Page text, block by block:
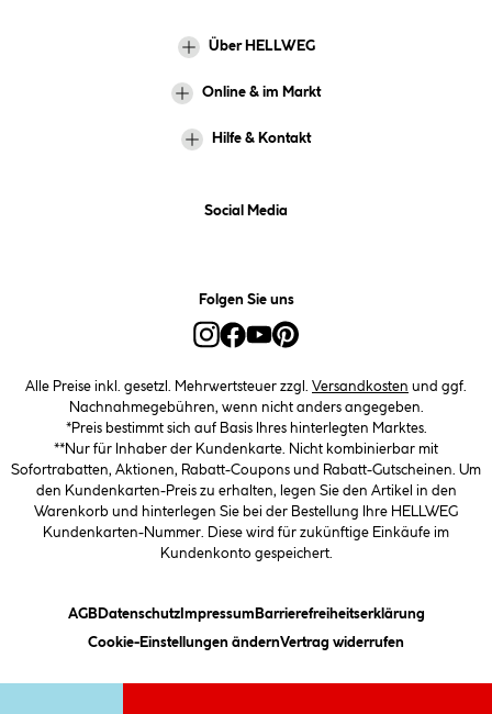
Über HELLWEG
Online & im Markt
Hilfe & Kontakt
Social Media
Folgen Sie uns
Alle Preise inkl. gesetzl. Mehrwertsteuer zzgl. Versandkosten und ggf.
Nachnahmegebühren, wenn nicht anders angegeben.
*Preis bestimmt sich auf Basis Ihres hinterlegten Marktes.
**Nur für Inhaber der Kundenkarte. Nicht kombinierbar mit
Sofortrabatten, Aktionen, Rabatt-Coupons und Rabatt-Gutscheinen. Um
den Kundenkarten-Preis zu erhalten, legen Sie den Artikel in den
Warenkorb und hinterlegen Sie bei der Bestellung Ihre HELLWEG
Kundenkarten-Nummer. Diese wird für zukünftige Einkäufe im
Kundenkonto gespeichert.
AGB(öffnet ein Dialogfeld)
Datenschutz(öffnet ein Dialogfeld)
Impressum(öffnet ein Dialogfeld)
Barrierefreiheitserklärung(öffnet
Cookie-Einstellungen ändern(öffnet ein Dialogfeld)
Vertrag widerrufen